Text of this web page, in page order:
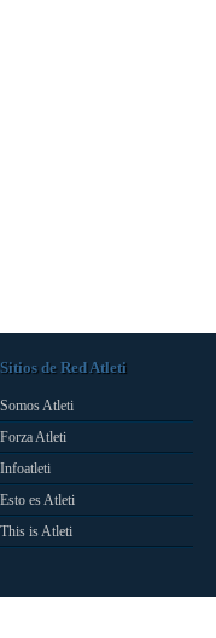
Sitios de Red Atleti
Somos Atleti
Forza Atleti
Infoatleti
Esto es Atleti
This is Atleti